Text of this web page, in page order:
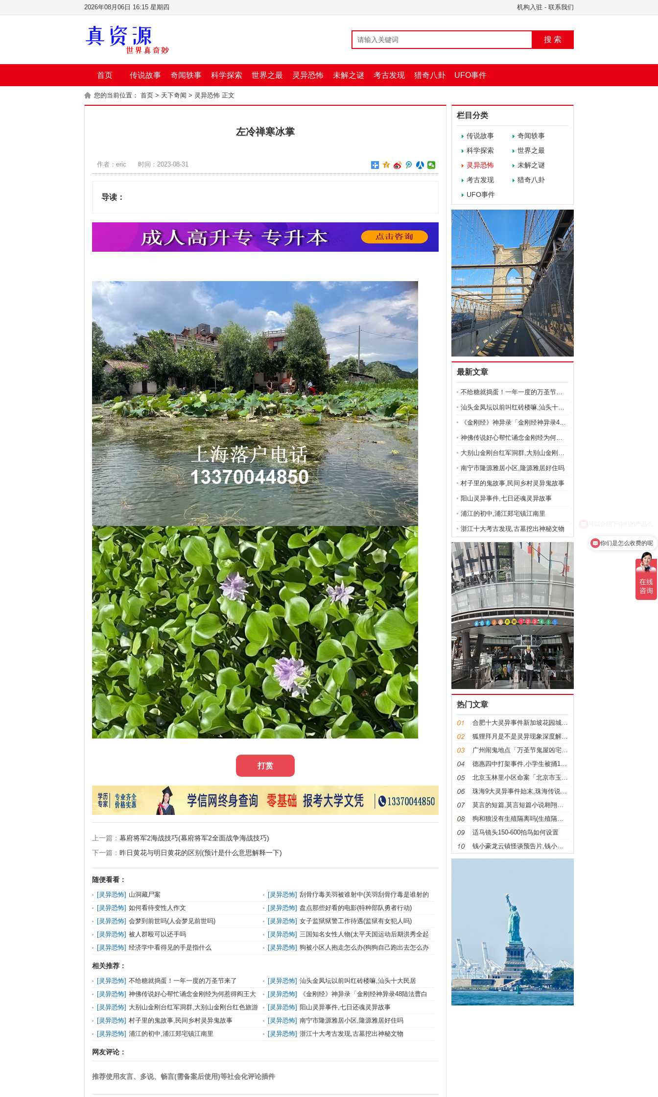
机构入驻 - 联系我们
2026年08月06日 16:15 星期四
搜 索
首页 传说故事 奇闻轶事 科学探索 世界之最 灵异恐怖 未解之谜 考古发现 猎奇八卦 UFO事件
您的当前位置： 首页 > 天下奇闻 > 灵异恐怖 正文
左冷禅寒冰掌
作者：eric 时间：2023-08-31
导读：
打赏
上一篇： 幕府将军2海战技巧(幕府将军2全面战争海战技巧)
下一篇： 昨日黄花与明日黄花的区别(预计是什么意思解释一下)
随便看看：
[灵异恐怖] 山洞藏尸案 [灵异恐怖] 刮骨疗毒关羽被谁射中(关羽刮骨疗毒是谁射的
毒箭)
[灵异恐怖] 如何看待变性人作文 [灵异恐怖] 盘点那些好看的电影(特种部队勇者行动)
[灵异恐怖] 会梦到前世吗(人会梦见前世吗) [灵异恐怖] 女子监狱狱警工作待遇(监狱有女犯人吗)
[灵异恐怖] 被人群殴可以还手吗 [灵异恐怖] 三国知名女性人物(太平天国运动后期洪秀全起
用的青年将领)
[灵异恐怖] 经济学中看得见的手是指什么 [灵异恐怖] 狗被小区人抱走怎么办(狗狗自己跑出去怎么办
相关推荐：
[灵异恐怖] 不给糖就捣蛋！一年一度的万圣节来了 [灵异恐怖] 汕头金凤坛以前叫红砖楼嘛,汕头十大民居
[灵异恐怖] 神佛传说好心帮忙诵念金刚经为何惹得阎王大
怒,金刚经的前世因果
[灵异恐怖]
《金刚经》神异录「金刚经神异录48陆法曹白
日见鬼」
[灵异恐怖] 大别山金刚台红军洞群,大别山金刚台红色旅游 [灵异恐怖] 阳山灵异事件,七日还魂灵异故事
[灵异恐怖] 村子里的鬼故事,民间乡村灵异鬼故事 [灵异恐怖] 南宁市隆源雅居小区,隆源雅居好住吗
[灵异恐怖] 浦江的初中,浦江郑宅镇江南里 [灵异恐怖] 浙江十大考古发现,古墓挖出神秘文物
网友评论：
推荐使用友言、多说、畅言(需备案后使用)等社会化评论插件
栏目分类
传说故事
奇闻轶事
科学探索
世界之最
灵异恐怖
未解之谜
考古发现
猎奇八卦
UFO事件
最新文章
不给糖就捣蛋！一年一度的万圣节来了
汕头金凤坛以前叫红砖楼嘛,汕头十大民居
《金刚经》神异录「金刚经神异录48陆法曹白日见鬼」
神佛传说好心帮忙诵念金刚经为何惹得阎王大怒,金刚经
大别山金刚台红军洞群,大别山金刚台红色旅游
南宁市隆源雅居小区,隆源雅居好住吗
村子里的鬼故事,民间乡村灵异鬼故事
阳山灵异事件,七日还魂灵异故事
浦江的初中,浦江郑宅镇江南里
浙江十大考古发现,古墓挖出神秘文物
热门文章
合肥十大灵异事件新加坡花园城,合肥十大灵异景点
狐狸拜月是不是灵异现象深度解析一下,动物拜月
广州闹鬼地点「万圣节鬼屋凶宅传闻中广州这10个鬼地
德惠四中打架事件,小学生被捅10刀死亡罪犯无罪
北京玉林里小区命案「北京市玉林里居民楼诡异事件真实
珠海9大灵异事件始末,珠海传说的灵异故事
莫言的短篇,莫言短篇小说翱翔解析
狗和狼没有生殖隔离吗(生殖隔离地理隔离关系)
适马镜头150-600拍鸟如何设置
钱小豪龙云镇怪谈预告片,钱小豪谈鬼片
你们是怎么收费的呢